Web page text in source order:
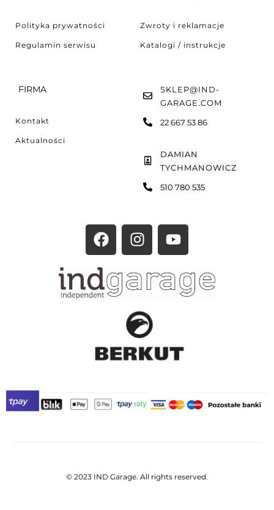
Polityka prywatności
Regulamin serwisu
Zwroty i reklamacje
Katalogi / instrukcje
FIRMA
Kontakt
Aktualności
SKLEP@IND-
GARAGE.COM
22 667 53 86
DAMIAN
TYCHMANOWICZ
510 780 535
© 2023 IND Garage. All rights reserved.